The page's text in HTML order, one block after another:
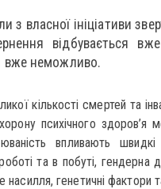
з власної ініціативи
відбувається
вже неможливо.
кількості смертей та
психічного
впливають
та в побуті, гендерна
генетичні фактори